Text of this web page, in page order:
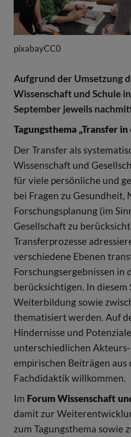
pixabayCC0
Aufgrund der Umsetzung
Wissenschaft und Schule
September jeweils
Tagungsthema „Transfer
Der Transfer als
Wissenschaft und
für viele persönliche und
bei Fragen zu Gesundheit,
Forschungsplanung (im
Gesellschaft zu
Transferprozesse
verschiedene Ebenen
Forschungsergebnissen in
berücksichtigen. In diesem
Weiterbildung sowie
thematisiert werden. Auf
Hindernisse und
unterschiedlichen
empirischen Beiträgen
Fachdidaktik willkommen.
Im Forum Wissenschaft
damit zur
zum Tagungsthema sowie